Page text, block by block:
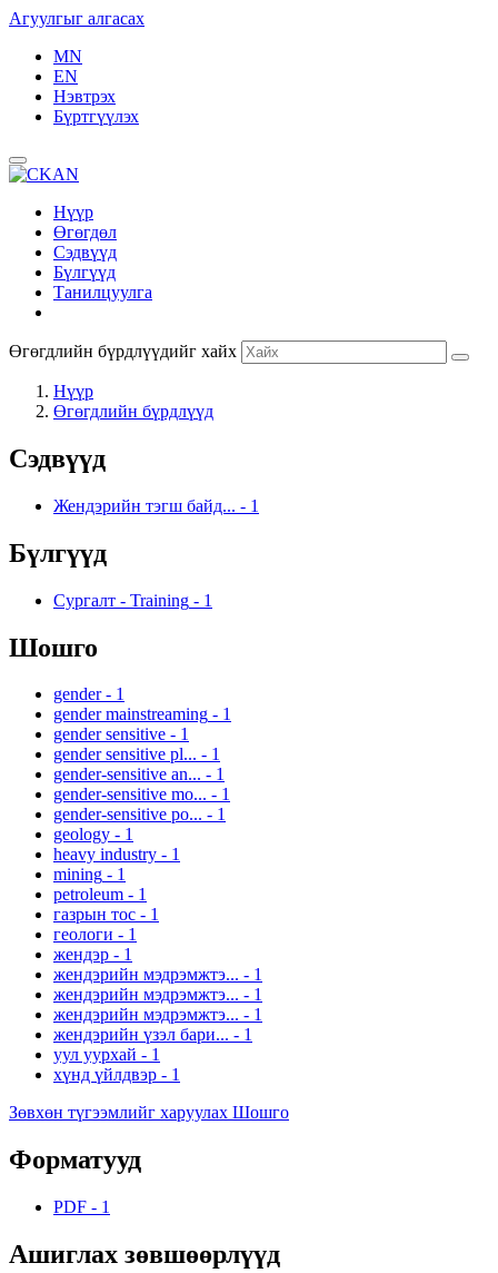
Агуулгыг алгасах
MN
EN
Нэвтрэх
Бүртгүүлэх
Нүүр
Өгөгдөл
Сэдвүүд
Бүлгүүд
Танилцуулга
Өгөгдлийн бүрдлүүдийг хайх
Нүүр
Өгөгдлийн бүрдлүүд
Сэдвүүд
Жендэрийн тэгш байд... - 1
Бүлгүүд
Сургалт - Training - 1
Шошго
gender - 1
gender mainstreaming - 1
gender sensitive - 1
gender sensitive pl... - 1
gender-sensitive an... - 1
gender-sensitive mo... - 1
gender-sensitive po... - 1
geology - 1
heavy industry - 1
mining - 1
petroleum - 1
газрын тос - 1
геологи - 1
жендэр - 1
жендэрийн мэдрэмжтэ... - 1
жендэрийн мэдрэмжтэ... - 1
жендэрийн мэдрэмжтэ... - 1
жендэрийн үзэл бари... - 1
уул уурхай - 1
хүнд үйлдвэр - 1
Зөвхөн түгээмлийг харуулах Шошго
Форматууд
PDF - 1
Ашиглах зөвшөөрлүүд